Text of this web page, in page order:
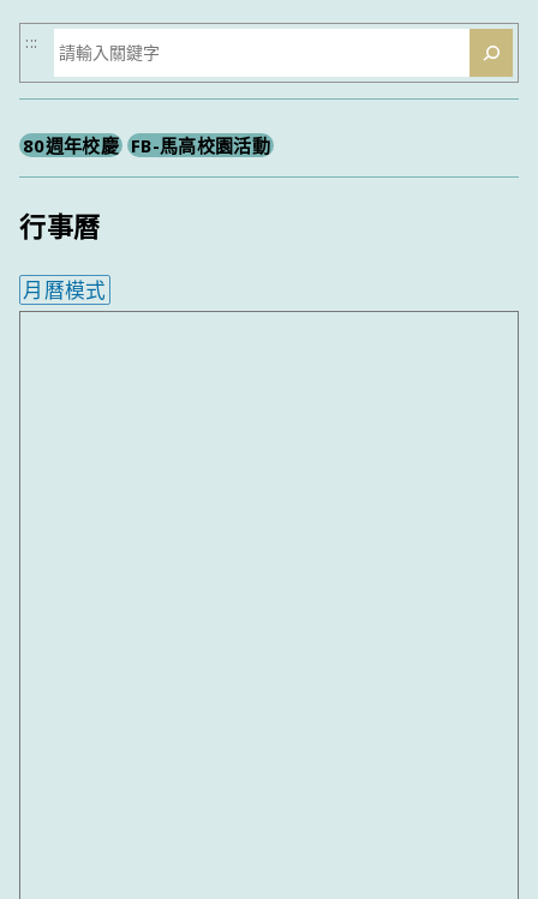
搜
尋
:::
80週年校慶 FB-馬高校園活動
行事曆
月曆模式